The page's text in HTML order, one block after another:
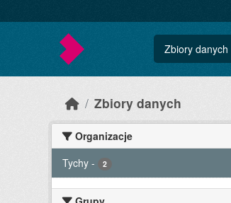
Zbiory danych
Zbiory danych
Organizacje
Tychy - 2